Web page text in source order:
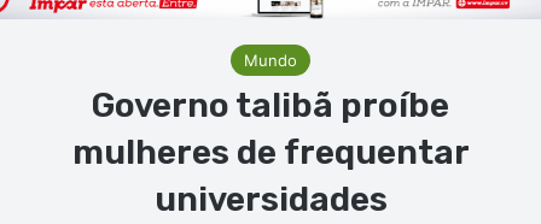
Mundo
Governo talibã proíbe
mulheres de frequentar
universidades